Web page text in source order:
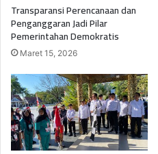
Transparansi Perencanaan dan
Penganggaran Jadi Pilar
Pemerintahan Demokratis
Maret 15, 2026